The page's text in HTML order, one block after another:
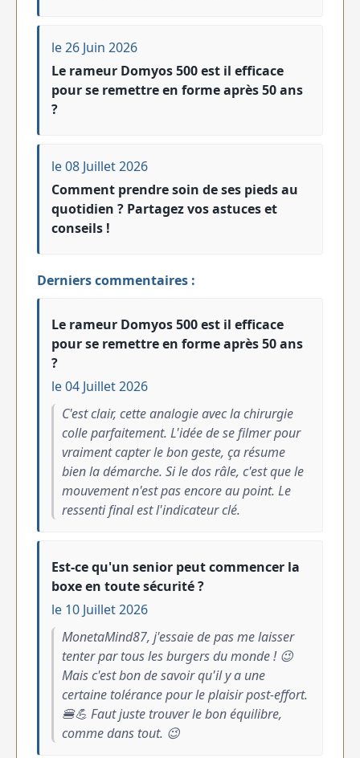
le 26 Juin 2026
Le rameur Domyos 500 est il efficace
pour se remettre en forme après 50 ans
?
le 08 Juillet 2026
Comment prendre soin de ses pieds au
quotidien ? Partagez vos astuces et
conseils !
Derniers commentaires :
Le rameur Domyos 500 est il efficace
pour se remettre en forme après 50 ans
?
le 04 Juillet 2026
C'est clair, cette analogie avec la chirurgie
colle parfaitement. L'idée de se filmer pour
vraiment capter le bon geste, ça résume
bien la démarche. Si le dos râle, c'est que le
mouvement n'est pas encore au point. Le
ressenti final est l'indicateur clé.
Est-ce qu'un senior peut commencer la
boxe en toute sécurité ?
le 10 Juillet 2026
MonetaMind87, j'essaie de pas me laisser
tenter par tous les burgers du monde ! 😉
Mais c'est bon de savoir qu'il y a une
certaine tolérance pour le plaisir post-effort.
🍔💪 Faut juste trouver le bon équilibre,
comme dans tout. 😉